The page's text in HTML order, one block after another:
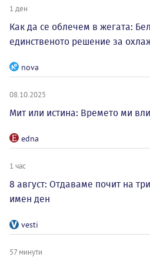
1 ден
Как да се облечем в жегата:
единственото решение за
nova
08.10.2025
Мит или истина: Времето ми
edna
1 час
8 август: Отдаваме почит на
имен ден
vesti
57 минути